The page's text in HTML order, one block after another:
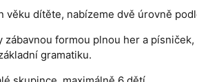
věku dítěte, nabízeme dvě úrovně
zábavnou formou plnou her a
gramatiku.